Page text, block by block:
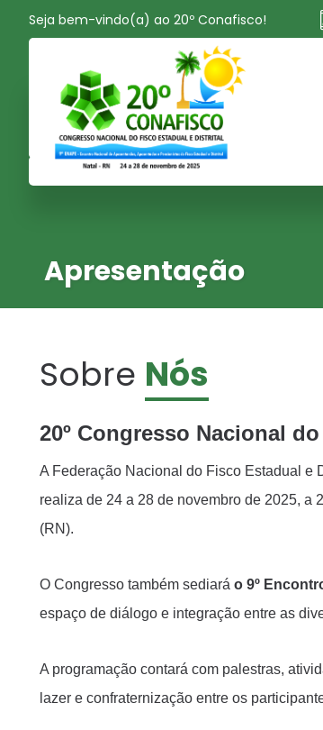
Seja bem-vindo(a) ao 20º Conafisco!
Apresentação
Sobre Nós
20º Congresso Nacional
A Federação Nacional do Fisco Estadual e
realiza de 24 a 28 de novembro de 2025, a
(RN).
O Congresso também sediará o 9º
espaço de diálogo e integração entre as
A programação contará com palestras,
lazer e confraternização entre os